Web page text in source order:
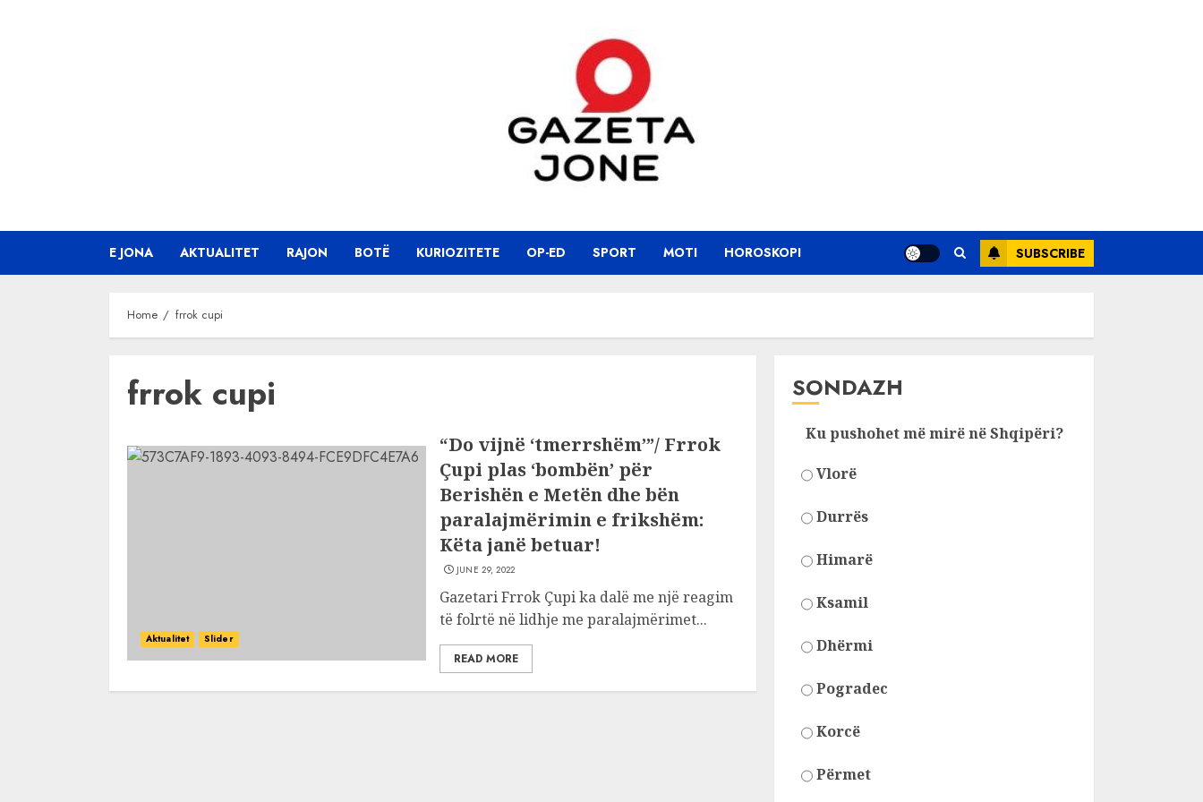
E JONA AKTUALITET RAJON BOTË KURIOZITETE OP-ED SPORT MOTI HOROSKOPI SUBSCRIBE
Home frrok cupi
frrok cupi
Aktualitet Slider
“Do vijnë ‘tmerrshëm’”/ Frrok
Çupi plas ‘bombën’ për
Berishën e Metën dhe bën
paralajmërimin e frikshëm:
Këta janë betuar!
JUNE 29, 2022
Gazetari Frrok Çupi ka dalë me një reagim
të folrtë në lidhje me paralajmërimet...
READ MORE
SONDAZH
Ku pushohet më mirë në Shqipëri?
Vlorë
Durrës
Himarë
Ksamil
Dhërmi
Pogradec
Korcë
Përmet